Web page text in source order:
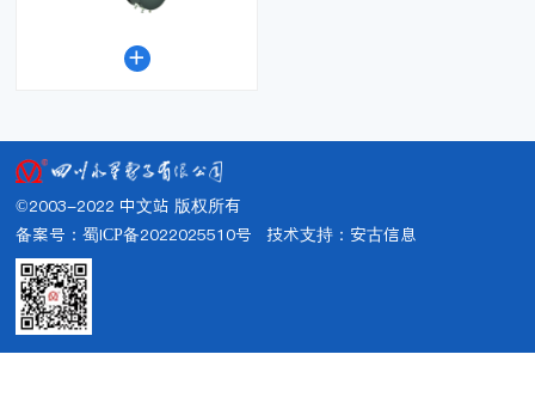

©2003-2022 中文站 版权所有
备案号：蜀ICP备2022025510号 技术支持： 安古信息